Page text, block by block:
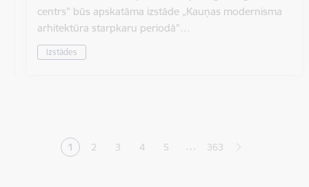
centrs” būs apskatāma izstāde „Kauņas modernisma
arhitektūra starpkaru periodā”…
Izstādes
Pašreizējā lapa
1 Lapa
2 Lapa
3 Lapa
4 Lapa
5 … 363